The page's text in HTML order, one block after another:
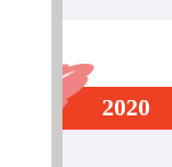
2020